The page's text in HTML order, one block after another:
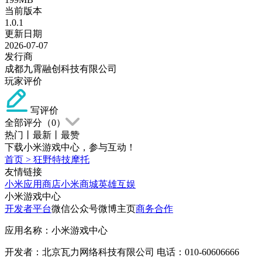
当前版本
1.0.1
更新日期
2026-07-07
发行商
成都九霄融创科技有限公司
玩家评价
写评价
全部评分（0）
热门
最新
最赞
下载小米游戏中心，参与互动！
首页 > 狂野特技摩托
友情链接
小米应用商店小米商城英雄互娱
小米游戏中心
开发者平台微信公众号微博主页商务合作
应用名称：小米游戏中心
开发者：北京瓦力网络科技有限公司 电话：010-60606666